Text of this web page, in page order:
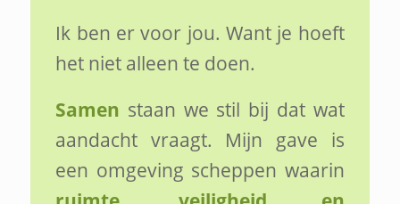
Ik ben er voor jou. Want je hoeft
het niet alleen te doen.
Samen staan we stil bij dat wat
aandacht vraagt. Mijn gave is
een omgeving scheppen waarin